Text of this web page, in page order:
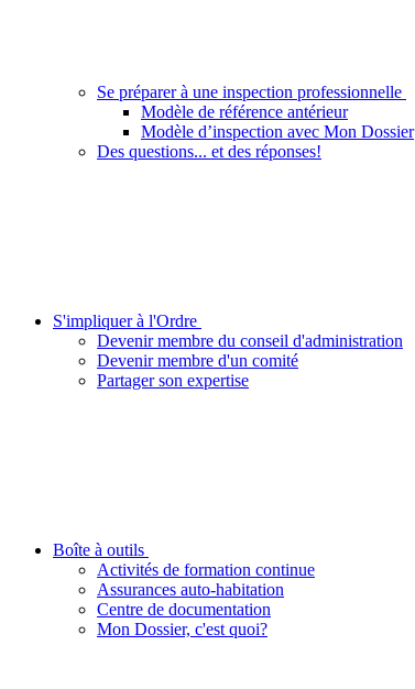
Se préparer à une inspection professionnelle
Modèle de référence antérieur
Modèle d’inspection avec Mon Dossier
Des questions... et des réponses!
S'impliquer à l'Ordre
Devenir membre du conseil d'administration
Devenir membre d'un comité
Partager son expertise
Boîte à outils
Activités de formation continue
Assurances auto-habitation
Centre de documentation
Mon Dossier, c'est quoi?